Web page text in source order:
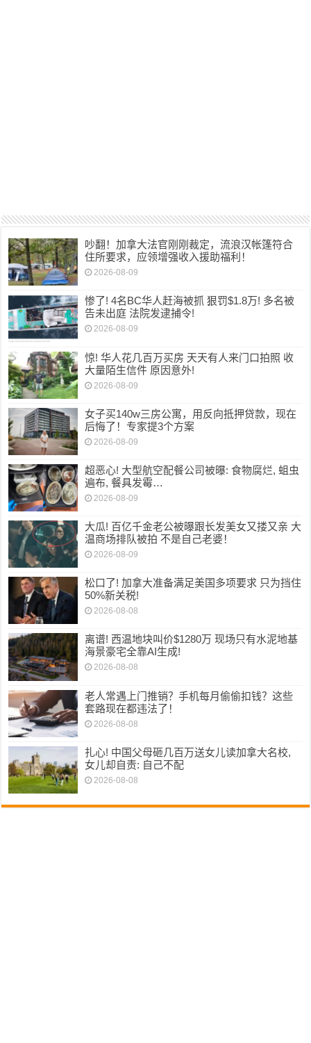
吵翻！加拿大法官刚刚裁定，流浪汉帐篷符合
住所要求，应领增强收入援助福利！
2026-08-09
惨了! 4名BC华人赶海被抓 狠罚$1.8万! 多名被
告未出庭 法院发逮捕令!
2026-08-09
惊! 华人花几百万买房 天天有人来门口拍照 收
大量陌生信件 原因意外!
2026-08-09
女子买140w三房公寓，用反向抵押贷款，现在
后悔了！专家提3个方案
2026-08-09
超恶心! 大型航空配餐公司被曝: 食物腐烂, 蛆虫
遍布, 餐具发霉…
2026-08-09
大瓜! 百亿千金老公被曝跟长发美女又搂又亲 大
温商场排队被拍 不是自己老婆！
2026-08-09
松口了! 加拿大准备满足美国多项要求 只为挡住
50%新关税!
2026-08-08
离谱! 西温地块叫价$1280万 现场只有水泥地基
海景豪宅全靠AI生成!
2026-08-08
老人常遇上门推销？手机每月偷偷扣钱？这些
套路现在都违法了！
2026-08-08
扎心! 中国父母砸几百万送女儿读加拿大名校,
女儿却自责: 自己不配
2026-08-08